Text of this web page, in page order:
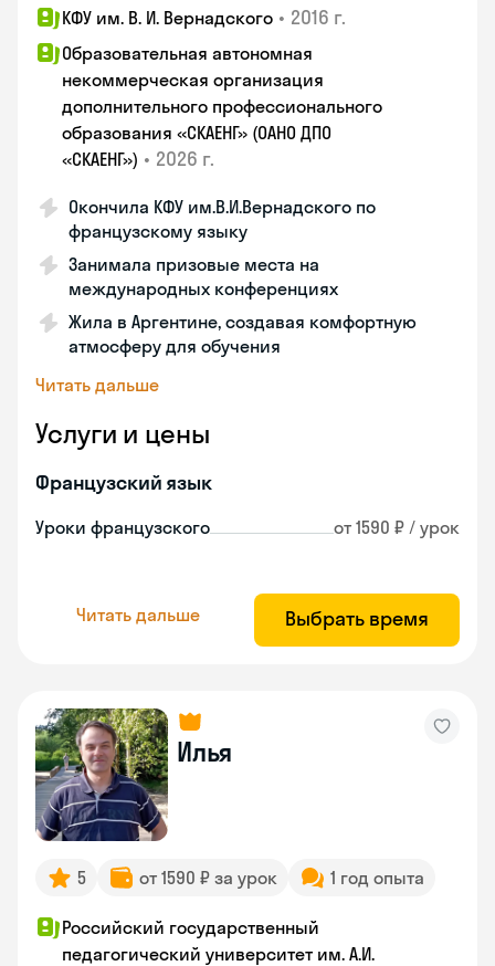
КФУ им. В. И. Вернадского • 2016 г.
Образовательная автономная
некоммерческая организация
дополнительного профессионального
образования «СКАЕНГ» (ОАНО ДПО
«СКАЕНГ») • 2026 г.
Окончила КФУ им.В.И.Вернадского по
французскому языку
Занимала призовые места на
международных конференциях
Жила в Аргентине, создавая комфортную
атмосферу для обучения
Читать дальше
Услуги и цены
Французский язык
Уроки французского от 1590 ₽ / урок
Читать дальше Выбрать время
Илья
5 от 1590 ₽ за урок 1 год опыта
Российский государственный
педагогический университет им. А.И.